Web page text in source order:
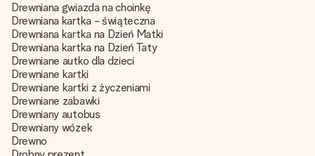
Drewniana gwiazda na choinkę
Drewniana kartka - świąteczna
Drewniana kartka na Dzień Matki
Drewniana kartka na Dzień Taty
Drewniane autko dla dzieci
Drewniane kartki
Drewniane kartki z życzeniami
Drewniane zabawki
Drewniany autobus
Drewniany wózek
Drewno